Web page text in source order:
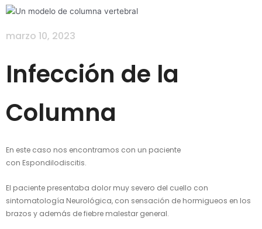
marzo 10, 2023
Infección de la
Columna
En este caso nos encontramos con un paciente
con Espondilodiscitis.
El paciente presentaba dolor muy severo del cuello con
sintomatología Neurológica, con sensación de hormigueos en los
brazos y además de fiebre malestar general.